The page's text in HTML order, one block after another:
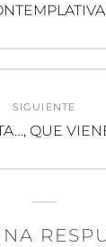
SIGUIENTE
QUE